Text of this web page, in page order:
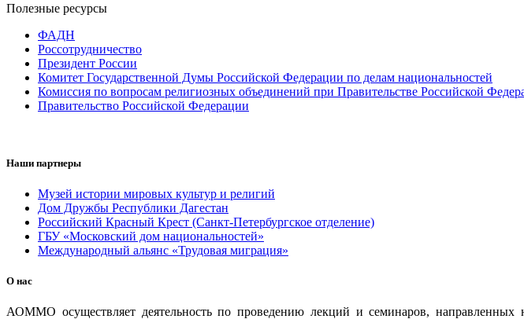
Полезные ресурсы
ФАДН
Россотрудничество
Президент России
Комитет Государственной Думы Российской Федерации по делам национальностей
Комиссия по вопросам религиозных объединений при Правительстве Российской
Правительство Российской Федерации
Наши партнеры
Музей истории мировых культур и религий
Дом Дружбы Республики Дагестан
Российский Красный Крест (Санкт-Петербургское отделение)
ГБУ «Московский дом национальностей»
Международный альянс «Трудовая миграция»
О нас
АОММО осуществляет деятельность по проведению лекций и семинаров, направленных